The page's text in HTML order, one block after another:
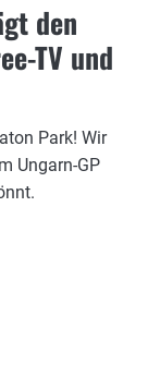
den
TV und
Park! Wir
Ungarn-GP